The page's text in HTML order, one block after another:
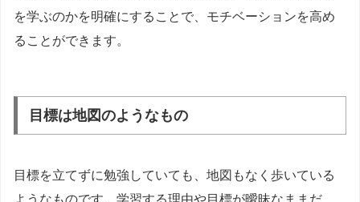
を学ぶのかを明確にすることで、モチベーションを高め
ることができます。
目標は地図のようなもの
目標を立てずに勉強していても、地図もなく歩いている
ようなものです。学習する理由や目標が曖昧なままだ